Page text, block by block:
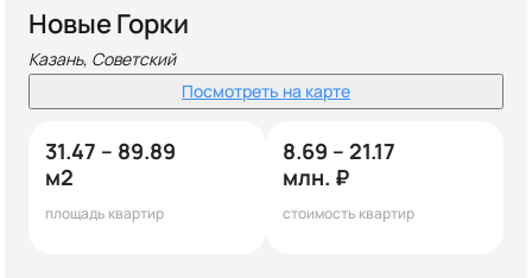
Новые Горки
Казань, Советский
Посмотреть на карте
31.47 – 89.89
м2
площадь квартир
8.69 – 21.17
млн. ₽
стоимость квартир